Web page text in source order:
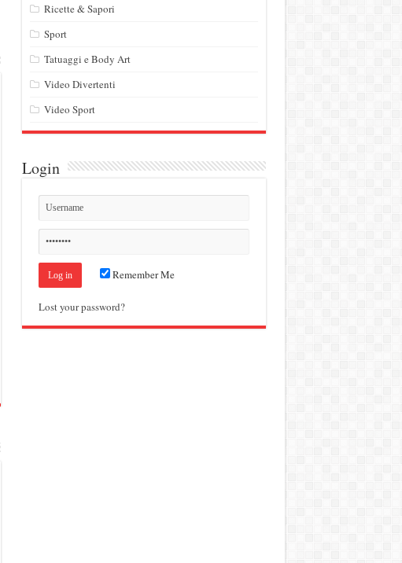
Ricette & Sapori
Sport
Tatuaggi e Body Art
Video Divertenti
Video Sport
Login
Remember Me
Lost your password?